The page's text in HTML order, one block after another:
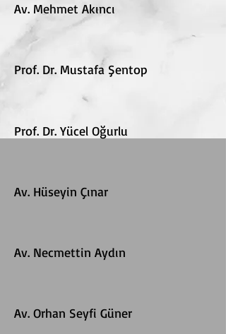
Av. Mehmet Akıncı
Prof. Dr. Mustafa Şentop
Prof. Dr. Yücel Oğurlu
Av. Hüseyin Çınar
Av. Necmettin Aydın
Av. Orhan Seyfi Güner